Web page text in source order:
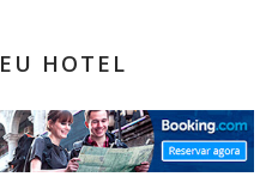
HOTEL